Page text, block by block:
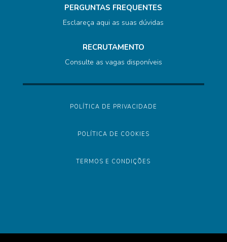
PERGUNTAS FREQUENTES
Esclareça aqui as suas dúvidas
RECRUTAMENTO
Consulte as vagas disponíveis
POLÍTICA DE PRIVACIDADE
POLÍTICA DE COOKIES
TERMOS E CONDIÇÕES